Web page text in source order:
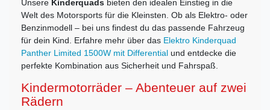
Unsere Kinderquads bieten den idealen Einstieg in die
Welt des Motorsports für die Kleinsten. Ob als Elektro- oder
Benzinmodell – bei uns findest du das passende Fahrzeug
für dein Kind. Erfahre mehr über das Elektro Kinderquad
Panther Limited 1500W mit Differential und entdecke die
perfekte Kombination aus Sicherheit und Fahrspaß.
Kindermotorräder – Abenteuer auf zwei
Rädern